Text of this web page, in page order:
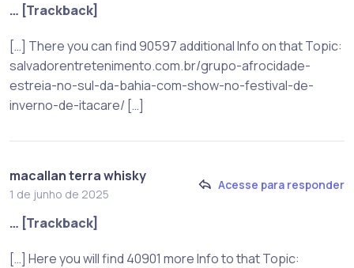
… [Trackback]
[…] There you can find 90597 additional Info on that Topic:
salvadorentretenimento.com.br/grupo-afrocidade-
estreia-no-sul-da-bahia-com-show-no-festival-de-
inverno-de-itacare/ […]
macallan terra whisky
1 de junho de 2025
Acesse para responder
… [Trackback]
[…] Here you will find 40901 more Info to that Topic: